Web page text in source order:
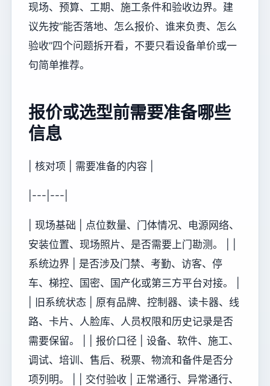
现场、预算、工期、施工条件和验收边界。建
议先按“能否落地、怎么报价、谁来负责、怎么
验收”四个问题拆开看，不要只看设备单价或一
句简单推荐。
报价或选型前需要准备哪些
信息
| 核对项 | 需要准备的内容 |
|---|---|
| 现场基础 | 点位数量、门体情况、电源网络、
安装位置、现场照片、是否需要上门勘测。 | |
系统边界 | 是否涉及门禁、考勤、访客、停
车、梯控、国密、国产化或第三方平台对接。 |
| 旧系统状态 | 原有品牌、控制器、读卡器、线
路、卡片、人脸库、人员权限和历史记录是否
需要保留。 | | 报价口径 | 设备、软件、施工、
调试、培训、售后、税票、物流和备件是否分
项列明。 | | 交付验收 | 正常通行、异常通行、